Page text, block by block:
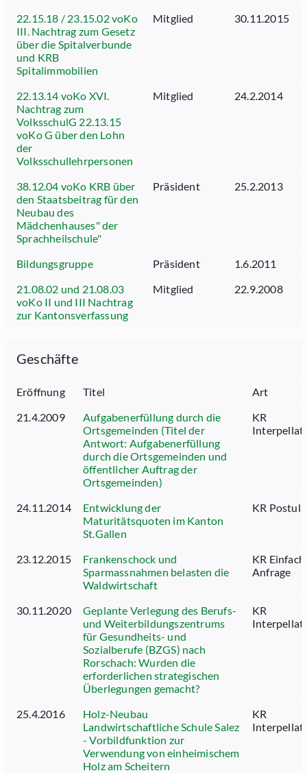
22.15.18 / 23.15.02 voKo
III. Nachtrag zum Gesetz
über die Spitalverbunde
und KRB
Spitalimmobilien
Mitglied 30.11.2015
22.13.14 voKo XVI.
Nachtrag zum
VolksschulG 22.13.15
voKo G über den Lohn
der
Volksschullehrpersonen
Mitglied 24.2.2014
38.12.04 voKo KRB über
den Staatsbeitrag für den
Neubau des
Mädchenhauses" der
Sprachheilschule"
Präsident 25.2.2013
Bildungsgruppe Präsident 1.6.2011
21.08.02 und 21.08.03
voKo II und III Nachtrag
zur Kantonsverfassung
Mitglied 22.9.2008
Geschäfte
Eröffnung Titel
Art
21.4.2009
Aufgabenerfüllung durch die
Ortsgemeinden (Titel der
Antwort: Aufgabenerfüllung
durch die Ortsgemeinden und
öffentlicher Auftrag der
Ortsgemeinden)
KR
24.11.2014
Entwicklung der
Maturitätsquoten im Kanton
St.Gallen
KR
23.12.2015
Frankenschock und
Sparmassnahmen belasten die
Waldwirtschaft
KR
Anfrage
30.11.2020
Geplante Verlegung des Berufs-
und Weiterbildungszentrums
für Gesundheits- und
Sozialberufe (BZGS) nach
Rorschach: Wurden die
erforderlichen strategischen
Überlegungen gemacht?
KR
25.4.2016
Holz-Neubau
Landwirtschaftliche Schule Salez
- Vorbildfunktion zur
Verwendung von einheimischem
Holz am Scheitern
KR